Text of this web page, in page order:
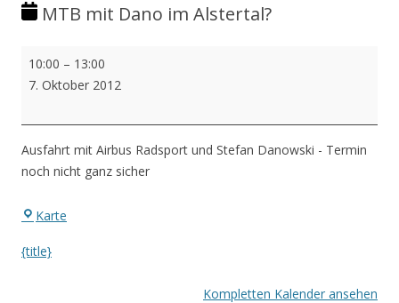
MTB mit Dano im Alstertal?
10:00 – 13:00
7. Oktober 2012
Ausfahrt mit Airbus Radsport und Stefan Danowski - Termin
noch nicht ganz sicher
Karte
{title}
Kompletten Kalender ansehen